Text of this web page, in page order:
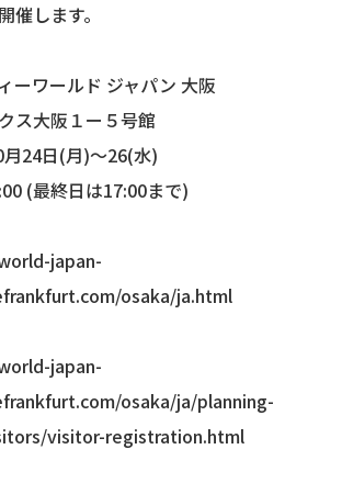
催します。
ーワールド ジャパン 大阪
ス大阪１ー５号館
24日(月)～26(水)
(最終日は17:00まで)
japan-
osaka/ja.html
japan-
osaka/ja/planning-
visitor-registration.html